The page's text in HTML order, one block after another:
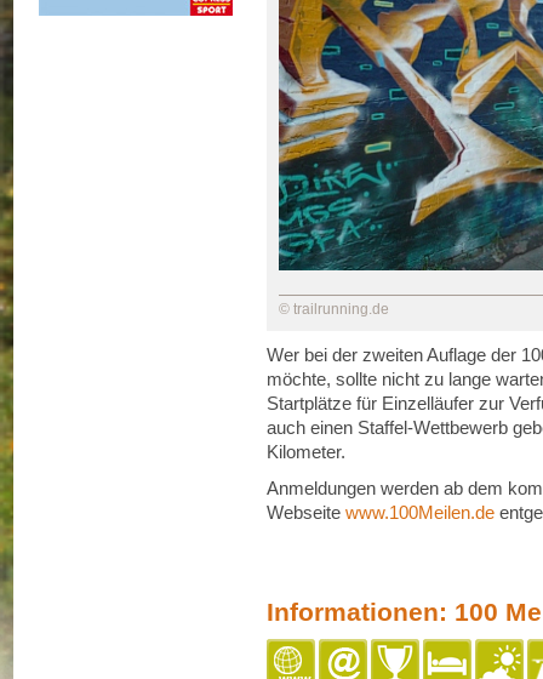
© trailrunning.de
Wer bei der zweiten Auflage der
möchte, sollte nicht zu lange
Startplätze für Einzelläufer zur
auch einen Staffel-Wettbewerb
Kilometer.
Anmeldungen werden ab dem
Webseite www.100Meilen.de
Informationen: 100